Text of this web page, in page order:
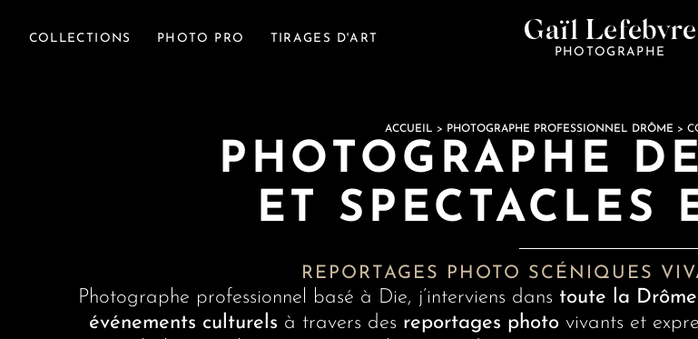
COLLECTIONS PHOTO PRO TIRAGES D'ART Gaïl Lefebvre
PHOTOGRAPHE
ACCUEIL > PHOTOGRAPHE PROFESSIONNEL DRÔME >
PHOTOGRAPHE
ET SPECTACLES
REPORTAGES PHOTO SCÉNIQUES
Photographe professionnel basé à Die, j’interviens dans toute la Drôme
événements culturels à travers des reportages photo vivants et